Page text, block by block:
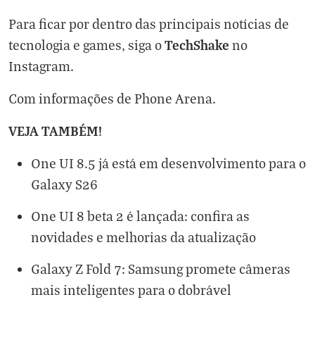
Para ficar por dentro das principais notícias de
tecnologia e games, siga oTechShake no
Instagram.
Com informações de Phone Arena.
VEJA TAMBÉM!
One UI 8.5 já está em desenvolvimento para o
Galaxy S26
One UI 8 beta 2 é lançada: confira as
novidades e melhorias da atualização
Galaxy Z Fold 7: Samsung promete câmeras
mais inteligentes para o dobrável